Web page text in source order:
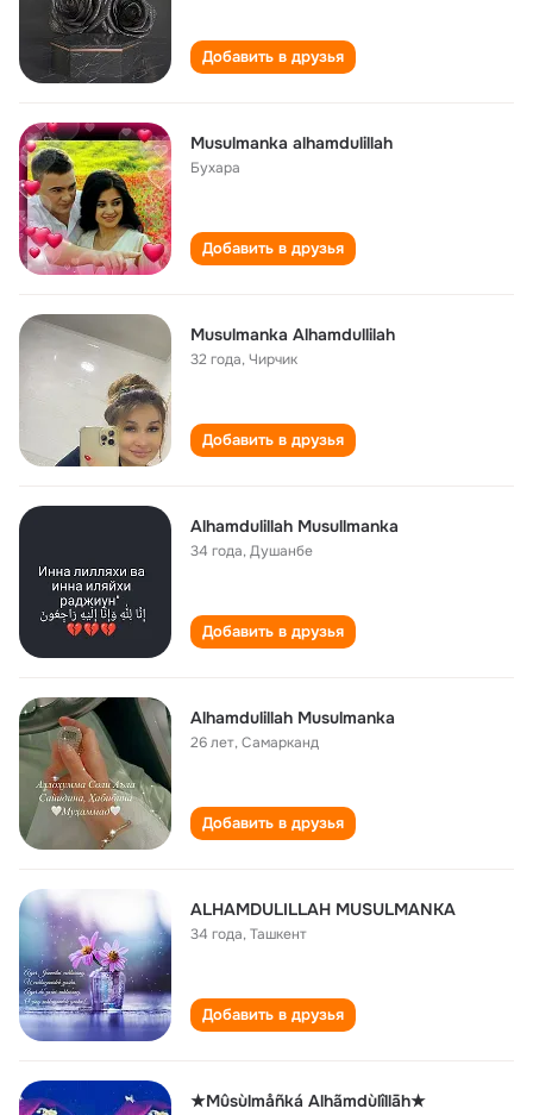
Добавить в друзья
Musulmanka alhamdulillah
Бухара
Добавить в друзья
Musulmanka Alhamdullilah
32 года,Чирчик
Добавить в друзья
Alhamdulillah Musullmanka
34 года,Душанбе
Добавить в друзья
Alhamdulillah Musulmanka
26 лет,Самарканд
Добавить в друзья
ALHAMDULILLAH MUSULMANKA
34 года,Ташкент
Добавить в друзья
★Mûsùlmåñká Alhãmdùlîllāh★